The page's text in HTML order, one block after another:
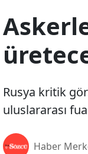
Rusya kritik
uluslararası
Haber